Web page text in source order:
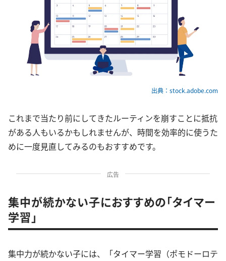
出典：stock.adobe.com
これまで当たり前にしてきたルーティンを崩すことに抵抗
がある人もいるかもしれませんが、時間を効率的に使うた
めに一度見直してみるのもおすすめです。
広告
集中が続かない子におすすめの「タイマー
学習」
集中力が続かない子には、「タイマー学習（ポモドーロテ